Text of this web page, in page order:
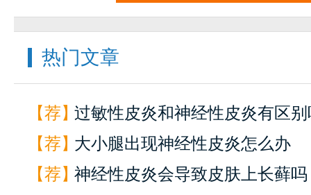
热门文章
【荐】过敏性皮炎和神经性皮炎有区别
【荐】大小腿出现神经性皮炎怎么办
【荐】神经性皮炎会导致皮肤上长藓吗